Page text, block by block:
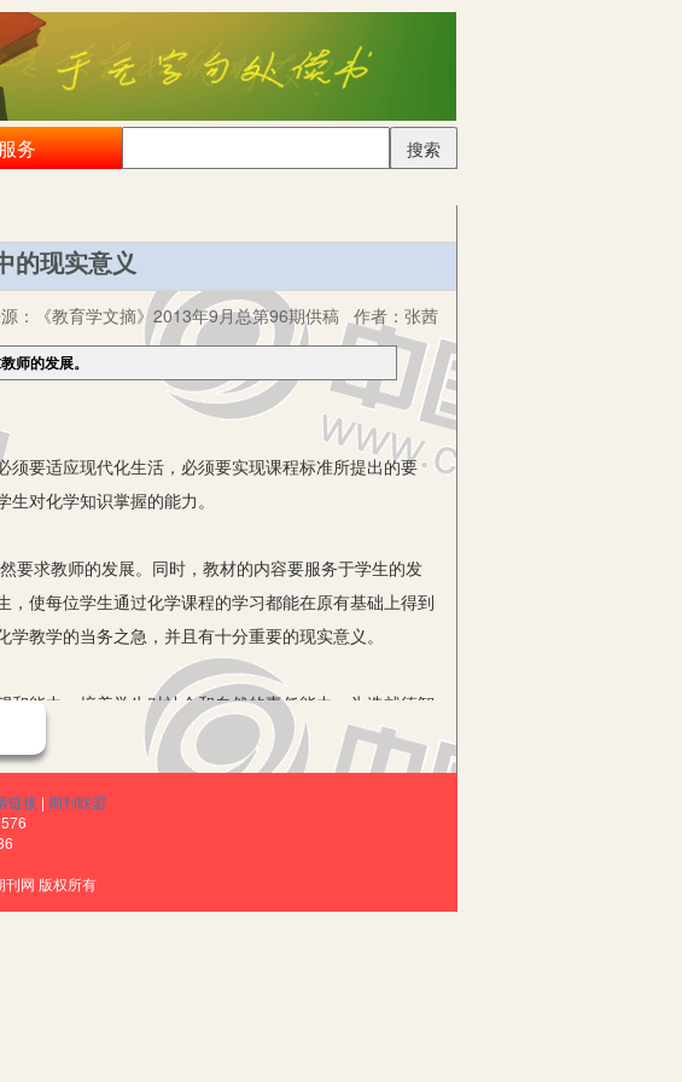
务
搜索
的现实意义
： 《教育学文摘》2013年9月总第96期供稿 作者： 张茜
师的发展。
要适应现代化生活，必须要实现课程标准所提出的要
对化学知识掌握的能力。
要求教师的发展。同时，教材的内容要服务于学生的发
使每位学生通过化学课程的学习都能在原有基础上得到
教学的当务之急，并且有十分重要的现实意义。
能力，培养学生对社会和自然的责任能力，为造就德智
一些化学基本概念和基础原理，学习几种常见的元素和
应用。
方面全面地阐述了义务教育阶段化学课程标准的培养目
能的过程，同时成为学会学习和形成正确价值观的过
链接 | 期刊联盟
网 版权所有